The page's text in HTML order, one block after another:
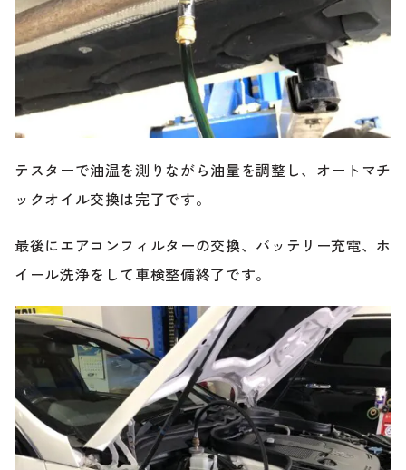
テスターで油温を測りながら油量を調整し、オートマチ
ックオイル交換は完了です。
最後にエアコンフィルターの交換、バッテリー充電、ホ
イール洗浄をして車検整備終了です。